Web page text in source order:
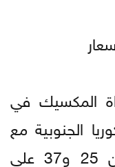
المكسيك في
الجنوبية مع
جمهورية التشيك، المصنفتين 25 و37 على